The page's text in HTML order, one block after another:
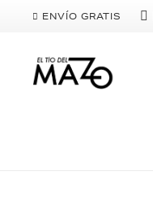
ENVÍO GRATIS